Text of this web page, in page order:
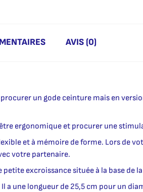
AVIS (0)
un gode ceinture mais en
ergonomique et procurer une
et à mémoire de forme. Lors de
votre partenaire.
excroissance située à la base de
une longueur de 25,5 cm pour un